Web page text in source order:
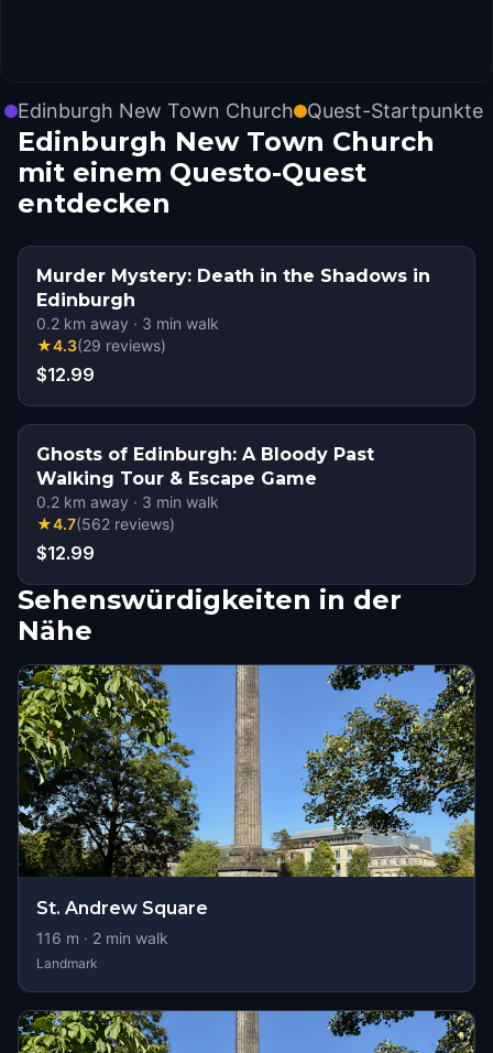
Edinburgh New Town Church Quest-Startpunkte
Edinburgh New Town Church
mit einem Questo-Quest
entdecken
Murder Mystery: Death in the Shadows in
Edinburgh
0.2 km away · 3 min walk
★4.3(29 reviews)
$12.99
Ghosts of Edinburgh: A Bloody Past
Walking Tour & Escape Game
0.2 km away · 3 min walk
★4.7(562 reviews)
$12.99
Sehenswürdigkeiten in der
Nähe
St. Andrew Square
116 m · 2 min walk
Landmark